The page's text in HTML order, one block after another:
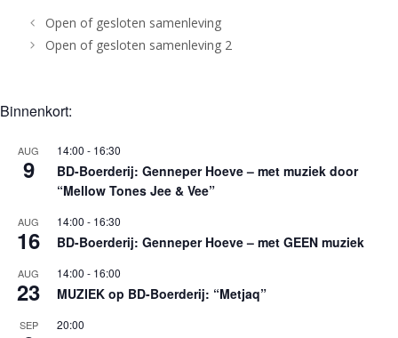
Open of gesloten samenleving
Open of gesloten samenleving 2
Binnenkort:
AUG
9
14:00 - 16:30
BD-Boerderij: Genneper Hoeve – met muziek door
“Mellow Tones Jee & Vee”
AUG
16
14:00 - 16:30
BD-Boerderij: Genneper Hoeve – met GEEN muziek
AUG
23
14:00 - 16:00
MUZIEK op BD-Boerderij: “Metjaq”
SEP 20:00